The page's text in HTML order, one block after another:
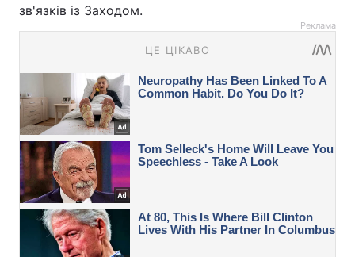
зв'язків із Заходом.
Реклама